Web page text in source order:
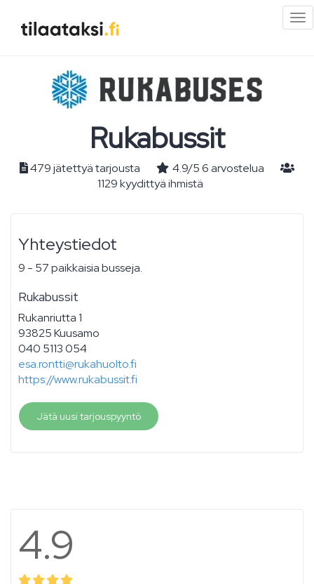
Rukabussit
479 jätettyä tarjousta 4.9/56arvostelua
1129 kyydittyä ihmistä
Yhteystiedot
9 - 57 paikkaisia busseja.
Rukabussit
Rukanriutta 1
93825 Kuusamo
040 5113 054
esa.rontti@rukahuolto.fi
https://www.rukabussit.fi
Jätä uusi tarjouspyyntö
4.9